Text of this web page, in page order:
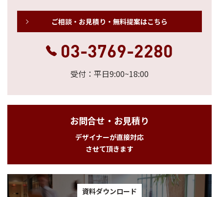
ご相談・お見積り・無料提案はこちら
03-3769-2280
受付：平日9:00~18:00
お問合せ・お見積り
デザイナーが直接対応
させて頂きます
資料ダウンロード